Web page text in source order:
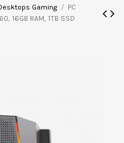
Gaming
PC
16GB RAM, 1TB SSD